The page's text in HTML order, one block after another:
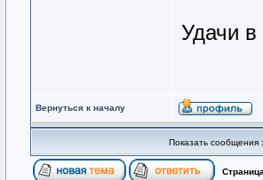
Удачи в
Вернуться к началу
Показать сообщения
Страница